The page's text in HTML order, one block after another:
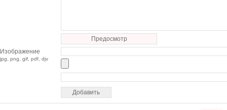
Предосмотр
Изображение
jpg, png, gif, pdf, djv